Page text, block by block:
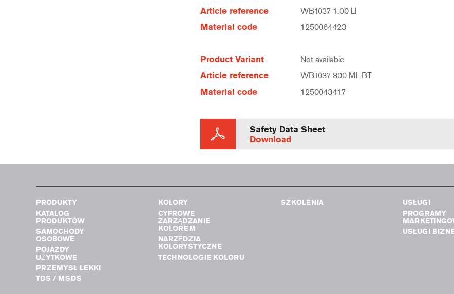
Article reference WB1037 1.00 LI
Material code 1250064423
Product Variant Not available
Article reference WB1037 800 ML BT
Material code 1250043417
Safety Data Sheet
Download
PRODUKTY
KATALOG
PRODUKTÓW
SAMOCHODY
OSOBOWE
POJAZDY
UŻYTKOWE
PRZEMYSŁ LEKKI
TDS / MSDS
KOLORY
CYFROWE
ZARZĄDZANIE
KOLOREM
NARZĘDZIA
KOLORYSTYCZNE
TECHNOLOGIE KOLORU
SZKOLENIA
USŁUGI
PROGRAMY
USŁUGI